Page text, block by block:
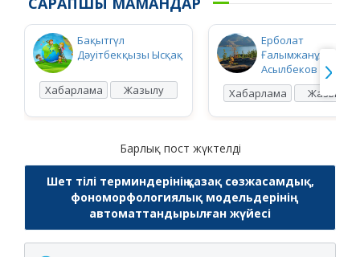
Бақытгүл
Дәуітбекқызы Ысқақ
Хабарлама Жазылу
Ерболат
Ғалымжанұлы
Асылбеков
Хабарлама
Жазылу
Барлық пост жүктелді
Шет тілі терминдерінің қазақ сөзжасамдық,
фономорфологиялық модельдерінің
автоматтандырылған жүйесі